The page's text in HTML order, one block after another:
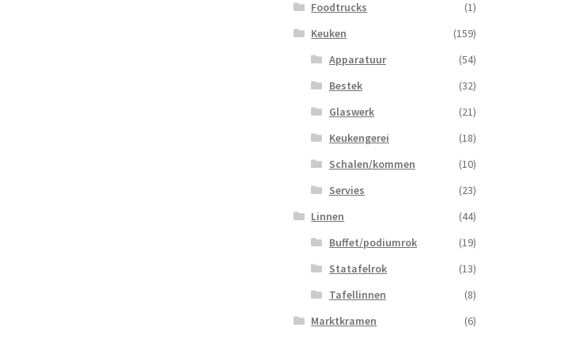
Foodtrucks
(1)
Keuken
(159)
Apparatuur
(54)
Bestek
(32)
Glaswerk
(21)
Keukengerei
(18)
Schalen/kommen
(10)
Servies
(23)
Linnen
(44)
Buffet/podiumrok
(19)
Statafelrok
(13)
Tafellinnen
(8)
Marktkramen
(6)